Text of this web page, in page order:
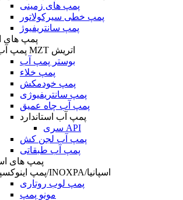
پمپ های زمینی
پمپ خطی سیرکولاتور
پمپ سانتریفیوژ
پمپ های
پمپ آب MZT اتریش
بوستر پمپ آب
پمپ خلاء
پمپ خودمکش
پمپ سانتریفیوژی
پمپ آب چاه عمیق
پمپ آب استاندارد
سری API
پمپ آب لجن کش
پمپ آب طبقاتی
پمپ های
پمپ اینوکسپا/INOXPA/اسپانیا
پمپ لوب روتاری
مونو پمپ